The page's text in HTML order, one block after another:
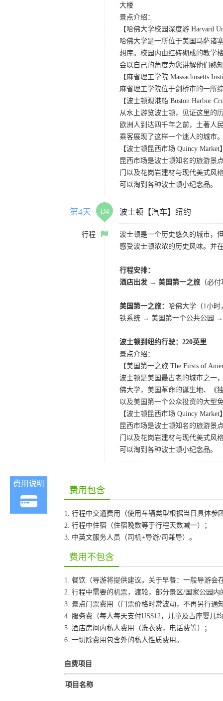
大楼
景点介绍：
【哈佛大学校园深度游 Harvard
哈佛大学是一所位于美国马萨诸
想库。校园内由红砖砌成的教学
会以自己的角度为您讲解他们熟
【麻省理工学院 Massachusetts
麻省理工学院位于剑桥市的一所
【波士顿观港船 Boston Harbor
从水上游览波士顿，见证这里的
欧洲人到达四千年之前，土著人
乘客展现了这样一个迷人的城市
【波士顿昆西市场 Quincy Market
昆西市场是波士顿知名的旅游景
门以及花岗岩建材与现代美式风
可以淘到各种波士顿小纪念品。
第4天 D4 波士顿【汽车】纽约
行程
波士顿是一个历史悠久的城市，
感受波士顿浓浓的历史风味。并
行程安排：
酒店出发 → 美国第一之旅 （必
美国第一之旅： 哈佛大学（1小
铁系统 → 美国第一个公共公园
波士顿到纽约行驶：220英里
景点介绍：
【美国第一之旅 The Firsts of
波士顿是美国最古老的城市之一
佛大学，美国革命的诞生地、《
以及美国第一个公众投资的大型
【波士顿昆西市场 Quincy Market
昆西市场是波士顿知名的旅游景
门以及花岗岩建材与现代美式风
可以淘到各种波士顿小纪念品。
费用说明
费用包含
1. 行程中交通费用（使用车辆类型根据当日具体参
2. 行程中住宿（住宿晚数等于行程天数减一）；
3. 中英文服务人员（司机+导游/司兼导）。
费用不包含
1. 餐饮（导游将提供建议。关于早餐：一般导游
2. 行程中需要的机票，渡轮，部分景区/国家公园内
3. 景点门票费用（门票价格时常波动，不再另行通
4. 服务费（每人每天支付US$12，儿童及占座婴儿
5. 酒店房间内私人费用（洗衣费，电话费等）；
6. 一切除费用包含外的私人性质费用。
自费项目
项目名称